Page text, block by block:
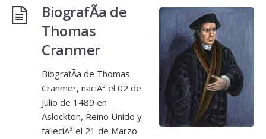
BiografÃ­a de
Thomas
Cranmer
BiografÃ­a de Thomas
Cranmer, naciÃ³ el 02 de
Julio de 1489 en
Aslockton, Reino Unido y
falleciÃ³ el 21 de Marzo